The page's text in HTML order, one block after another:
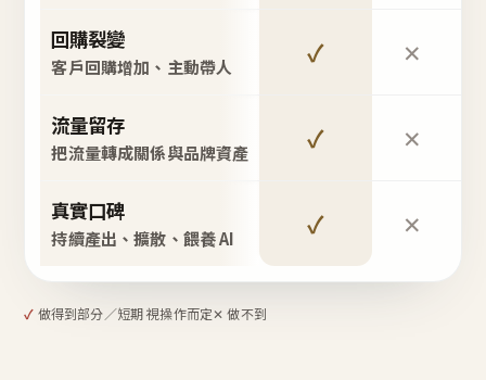
回購裂變
客戶回購增加、主動帶人 ✓ ✕
流量留存
把流量轉成關係與品牌資產 ✓ ✕
真實口碑
持續產出、擴散、餵養 AI ✓ ✕
✓ 做得到部分／短期 視操作而定✕ 做不到